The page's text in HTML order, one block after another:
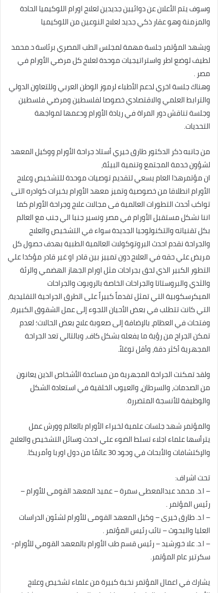
وسوف يتم الأعلان عن دوائيين جديدين لعلاج اورام اللوكيميا الحادة
والمزمنة وهو عقار ذكي جديد لعلاج النوعين من اللوكيميا
ويشهد المؤتمر جلسة مهمة لمجلس الطب المصري برئاسة د.محمد
لطيف لوضع اطر واستراتيجيات موحدة لعلاج كل مرضي الأورام في
مصر .
وهناك جلسة اخري لدعم الأطباء لرموز الوطن العربي وللتعاون الدولي
والترابط العلمي والاقتصادي خصوصا لفلسطين ومرضي فلسطين
وجلسة تناقش دور المراة في ريادة الأورام ودعمها لمواجهة
التحديات.
من جانبه ذكر الدكتور طارق خيري أستاذ جراحة الأورام ووكيل المعهد
لشؤون خدمة المجتمع وتنمية البيئة،
ان مؤتمرهذا العام يسعي لتقديم توصيات موحدة للتشخيص وعلاج
الأورام انطلاقا من خصوصية وتميز معهد الأورام بخبرات كوادره التى
تواكب أحدث التطورات العالمية فى مجالات علاج وجراحة الأورام كما
اننا نشكل مستقبل الأورام في مصر ونسير جنبا الي جنب مع العالم
بكل تقنياته والتكنولوجيا الجديدة سواء في التشخيص والعلاج
والجراحة نقدم احدث البروتوكولات العالمية الطبية بهدف حصول كل
مريض علي حقه في العلاج دون تمييز بين قادر او غير قادر مؤكدا علي
التطور الكبير الذي لحق بجراحات مثل اورام الجهاز الهضمي والرئة
والثدي والبروستاتا والجراحات الخاصة بالروبوت والجراحات
الميكرسكوبية التي تمثل تقدماً كبيراً على الطرق الجراحية التقليدية،
التي كانت تتطلب في بعض الأحيان اللجوء إلى عمل الشقوق الكبيرة،
وفتحات في العظام، بالإضافة إلى صعوبة علاج بعض الحالات؛ لعدم
تمكن الجراح من رؤية ما يفعله بشكل كاف، وبالتالي تعد الجراحة
المجهرية أكثر دقة، وأقل توغلاً.
ولقد تمكنت الجراحة المجهرية من مساعدة الأشخاص الذين يعانون
من الصدمات، والسرطان، والعيوب الخلقية في استعادة الشكل
والوظيفة للأنسجة المتضررة.
والمؤتمر شهد جلسات علمية لخبراء الأورام بالعالم وورش عمل
يترأسها علماء اجلاء تسلط الضوء علي احدث وسائل التشخيص والعلاج
والإكتشافات والأبحاث في وجود 30 عالمًا من دول اوربا وأمريكا.
تحت اشراف:
– ا.د. محمد عبدالمعطى سمرة – عميد المعهد القومى للأورام –
رئيس المؤتمر .
– ا.د. طارق خيرى – وكيل المعهد القومى للأورام لشئون الدراسات
العليا والبحوث – نائب رئيس المؤتمر .
– ا.د. علا خورشيد – رئيس قسم طب الأورام بالمعهد القومي للأورام-
سكرتير عام المؤتمر.
يشارك في اعمال المؤتمر نخبة كبيرة من علماء تشخيص وعلاج